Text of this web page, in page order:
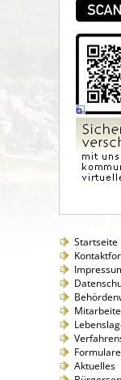
Startseite
Formulare
Aktuelles